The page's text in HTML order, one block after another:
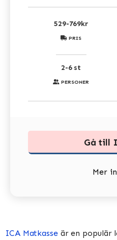
PRIS
529-769kr
PERSONER
2-6 st
Mer
Gå till
ICA Matkasseär en populär